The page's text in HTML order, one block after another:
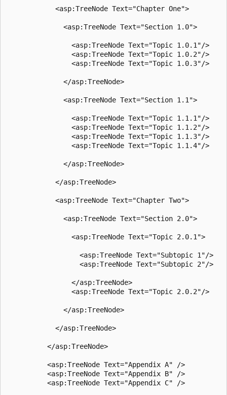
            <asp:TreeNode Text="Chapter One">
              <asp:TreeNode Text="Section 1.0">
                <asp:TreeNode Text="Topic 1.0.1"/>
                <asp:TreeNode Text="Topic 1.0.2"/>
                <asp:TreeNode Text="Topic 1.0.3"/>
              </asp:TreeNode>
              <asp:TreeNode Text="Section 1.1">
                <asp:TreeNode Text="Topic 1.1.1"/>
                <asp:TreeNode Text="Topic 1.1.2"/>
                <asp:TreeNode Text="Topic 1.1.3"/>
                <asp:TreeNode Text="Topic 1.1.4"/>
              </asp:TreeNode>
            </asp:TreeNode>
            <asp:TreeNode Text="Chapter Two">
              <asp:TreeNode Text="Section 2.0">
                <asp:TreeNode Text="Topic 2.0.1">
                  <asp:TreeNode Text="Subtopic 1"/>
                  <asp:TreeNode Text="Subtopic 2"/>
                </asp:TreeNode>
                <asp:TreeNode Text="Topic 2.0.2"/>
              </asp:TreeNode>
            </asp:TreeNode>
          </asp:TreeNode>
          <asp:TreeNode Text="Appendix A" />
          <asp:TreeNode Text="Appendix B" />
          <asp:TreeNode Text="Appendix C" />